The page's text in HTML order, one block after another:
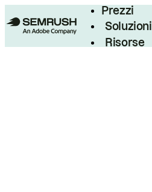
Prezzi
Soluzioni
Risorse